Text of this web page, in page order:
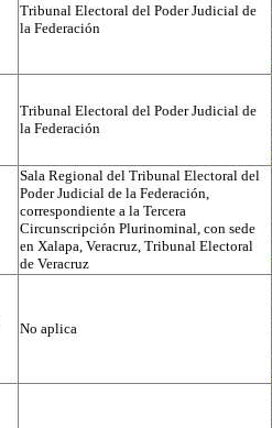
Tribunal Electoral del Poder Judicial de
la Federación
Tribunal Electoral del Poder Judicial de
la Federación
Sala Regional del Tribunal Electoral del
Poder Judicial de la Federación,
correspondiente a la Tercera
Circunscripción Plurinominal, con sede
en Xalapa, Veracruz, Tribunal Electoral
de Veracruz
No aplica